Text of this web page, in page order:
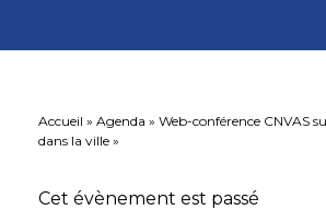
Accueil » Agenda » Web-conférence CNVAS
dans la ville »
Cet évènement est passé